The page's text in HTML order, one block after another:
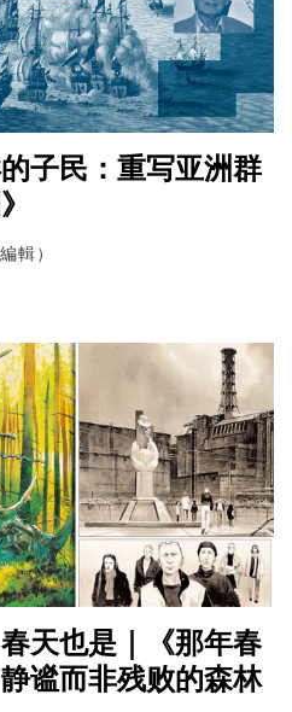
子民：重写亚洲群
輯）
天也是｜《那年春
谧而非残败的森林